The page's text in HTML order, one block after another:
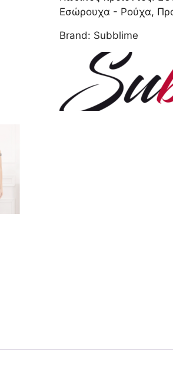
DIAMONDS
OS
ποσότητα
Εσώρουχα - Ρούχα,
Brand: Subblime